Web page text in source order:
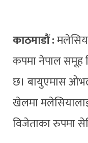
काठमाडौं :
कपमा नेपाल समूह
छ। बायुएमास ओभल
खेलमा
विजेताका रुपमा